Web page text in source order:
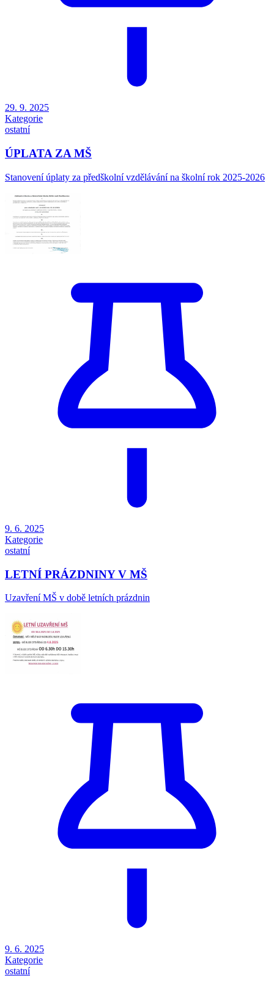
29. 9. 2025
Kategorie
ostatní
ÚPLATA ZA MŠ
Stanovení úplaty za předškolní vzdělávání na školní rok 2025-2026
9. 6. 2025
Kategorie
ostatní
LETNÍ PRÁZDNINY V MŠ
Uzavření MŠ v době letních prázdnin
9. 6. 2025
Kategorie
ostatní